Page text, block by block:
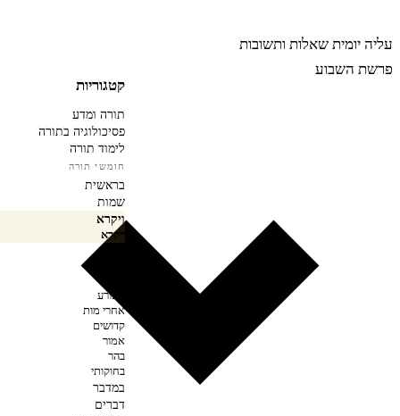
עליה יומית שאלות ותשובות
פרשת השבוע
קטגוריות
תורה ומדע
פסיכולוגיה בתורה
לימוד תורה
חומשי תורה
בראשית
שמות
ויקרא
ויקרא
מצורע
אחרי מות
קדושים
אמור
בהר
בחוקותי
במדבר
דברים